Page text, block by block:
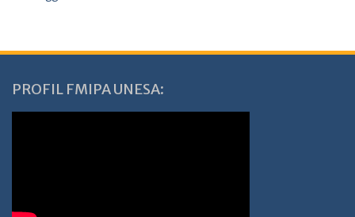
PROFIL FMIPA UNESA: